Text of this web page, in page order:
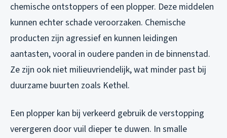
chemische ontstoppers of een plopper. Deze middelen
kunnen echter schade veroorzaken. Chemische
producten zijn agressief en kunnen leidingen
aantasten, vooral in oudere panden in de binnenstad.
Ze zijn ook niet milieuvriendelijk, wat minder past bij
duurzame buurten zoals Kethel.
Een plopper kan bij verkeerd gebruik de verstopping
verergeren door vuil dieper te duwen. In smalle